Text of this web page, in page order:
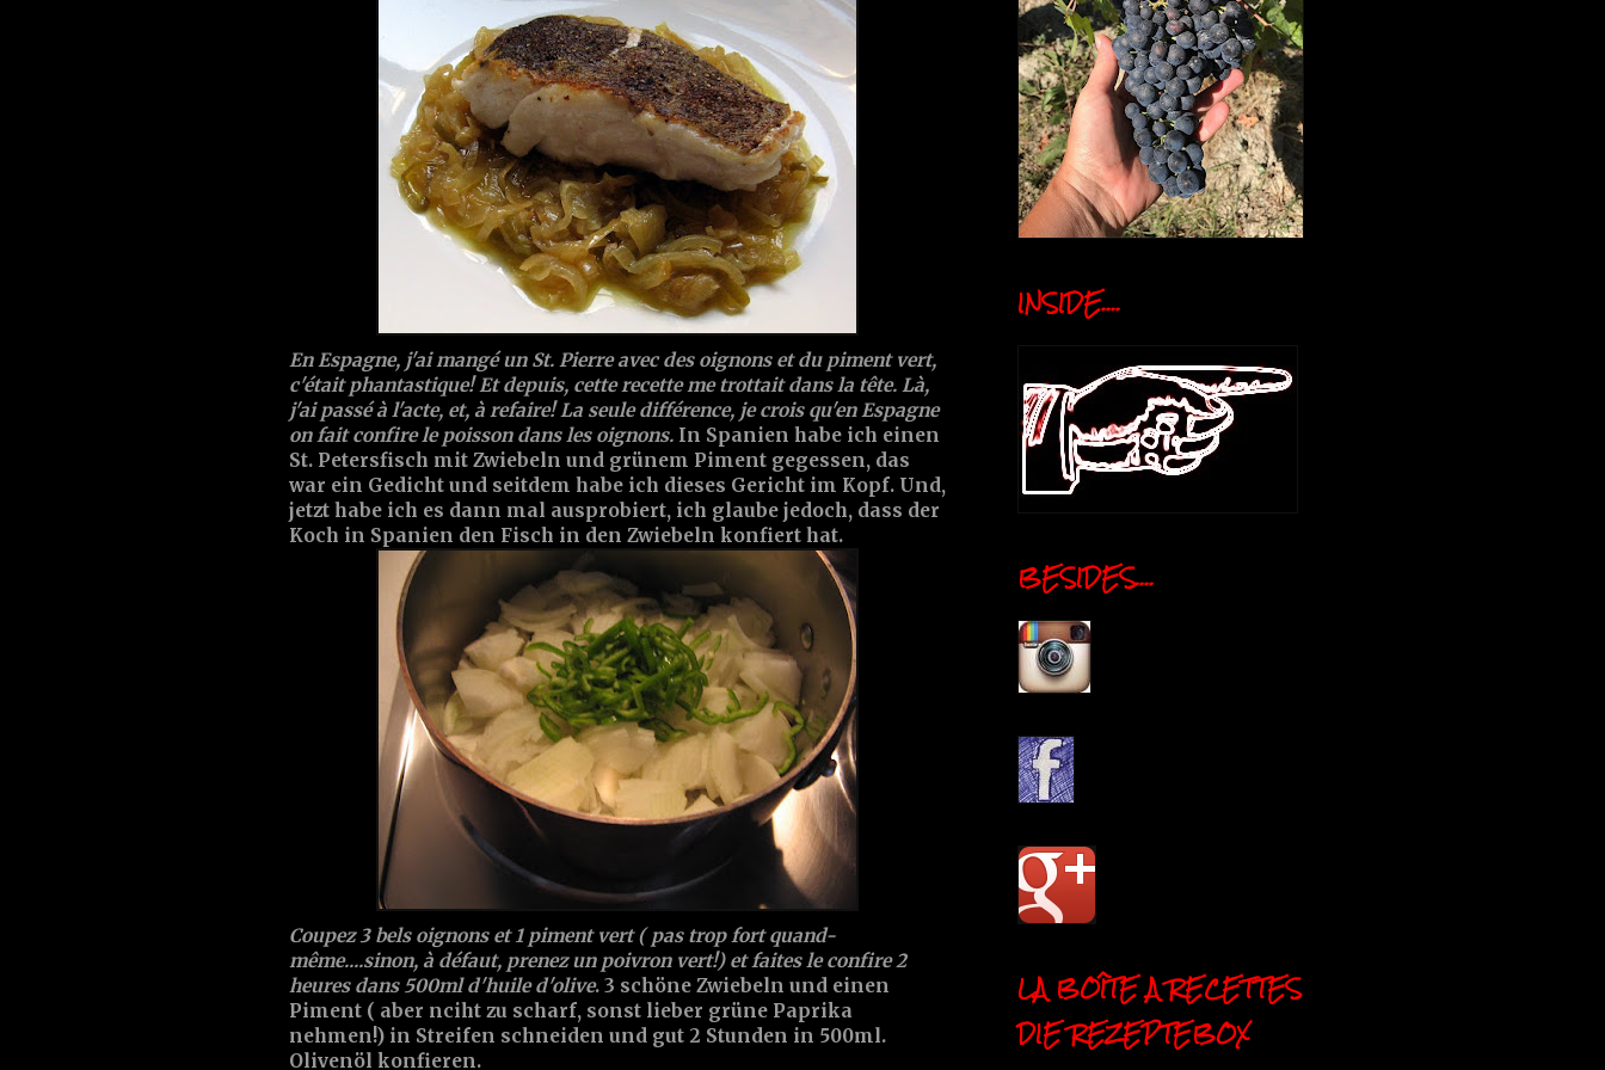
En Espagne, j'ai mangé un St. Pierre avec des oignons et du piment vert,
c'était phantastique! Et depuis, cette recette me trottait dans la tête. Là,
j'ai passé à l'acte, et, à refaire! La seule différence, je crois qu'en Espagne
on fait confire le poisson dans les oignons. In Spanien habe ich einen
St. Petersfisch mit Zwiebeln und grünem Piment gegessen, das
war ein Gedicht und seitdem habe ich dieses Gericht im Kopf. Und,
jetzt habe ich es dann mal ausprobiert, ich glaube jedoch, dass der
Koch in Spanien den Fisch in den Zwiebeln konfiert hat.
Coupez 3 bels oignons et 1 piment vert ( pas trop fort quand-
même....sinon, à défaut, prenez un poivron vert!) et faites le confire 2
heures dans 500ml d'huile d'olive. 3 schöne Zwiebeln und einen
Piment ( aber nciht zu scharf, sonst lieber grüne Paprika
nehmen!) in Streifen schneiden und gut 2 Stunden in 500ml.
Olivenöl konfieren.
INSIDE....
BESIDES....
LA BOÎTE A RECETTES
DIE REZEPTEBOX